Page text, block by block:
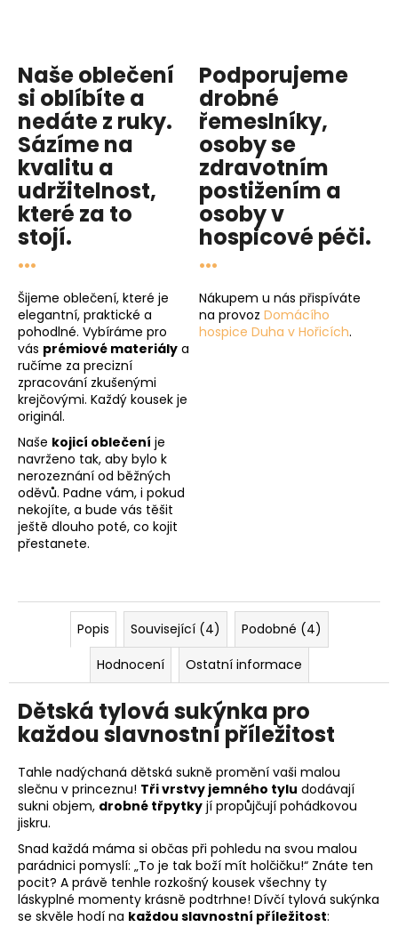
Naše oblečení
si oblíbíte a
nedáte z ruky.
Sázíme na
kvalitu a
udržitelnost,
které za to
stojí.
...
Šijeme oblečení, které je
elegantní, praktické a
pohodlné. Vybíráme pro
vás prémiové materiály a
ručíme za precizní
zpracování zkušenými
krejčovými. Každý kousek je
originál.
Naše kojicí oblečení je
navrženo tak, aby bylo k
nerozeznání od běžných
oděvů. Padne vám, i pokud
nekojíte, a bude vás těšit
ještě dlouho poté, co kojit
přestanete.
Podporujeme
drobné
řemeslníky,
osoby se
zdravotním
postižením a
osoby v
hospicové péči.
...
Nákupem u nás přispíváte
na provoz Domácího
hospice Duha v Hořicích.
Popis Související (4)
Podobné (4)
Hodnocení
Ostatní informace
Dětská tylová sukýnka pro
každou slavnostní příležitost
Tahle nadýchaná dětská sukně promění vaši malou
slečnu v princeznu! Tři vrstvy jemného tylu dodávají
sukni objem, drobné třpytky jí propůjčují pohádkovou
jiskru.
Snad každá máma si občas při pohledu na svou malou
parádnici pomyslí: „To je tak boží mít holčičku!“ Znáte ten
pocit? A právě tenhle rozkošný kousek všechny ty
láskyplné momenty krásně podtrhne! Dívčí tylová sukýnka
se skvěle hodí na každou slavnostní příležitost: